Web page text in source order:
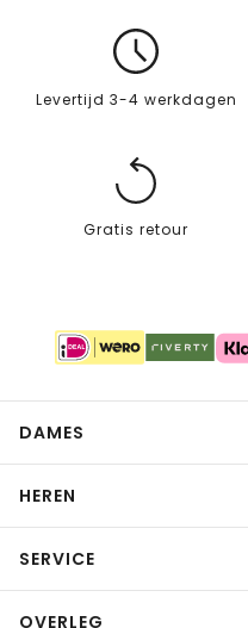
Levertijd 3-4 werkdagen
Gratis retour
DAMES
HEREN
SERVICE
OVERLEG